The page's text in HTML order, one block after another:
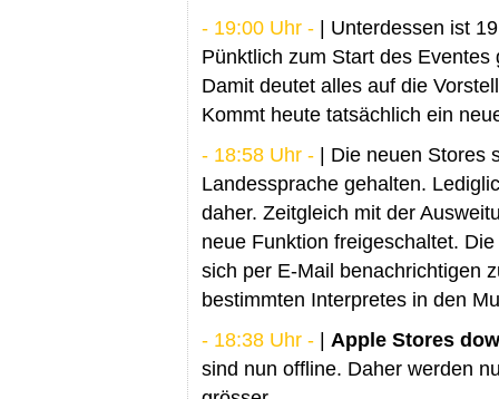
- 19:00 Uhr - | Unterdessen ist
Pünktlich zum Start des
Damit deutet alles auf die
Kommt heute tatsächlich ein
- 18:58 Uhr - | Die neuen Stores
Landessprache gehalten.
daher. Zeitgleich mit der
neue Funktion freigeschaltet.
sich per E-Mail benachrichtigen
bestimmten Interpretes in den
- 18:38 Uhr - | Apple Stores
sind nun offline. Daher werden